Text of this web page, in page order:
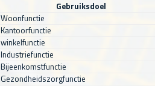
Gebruiksdoel
Woonfunctie
Kantoorfunctie
winkelfunctie
Industriefunctie
Bijeenkomstfunctie
Gezondheidszorgfunctie